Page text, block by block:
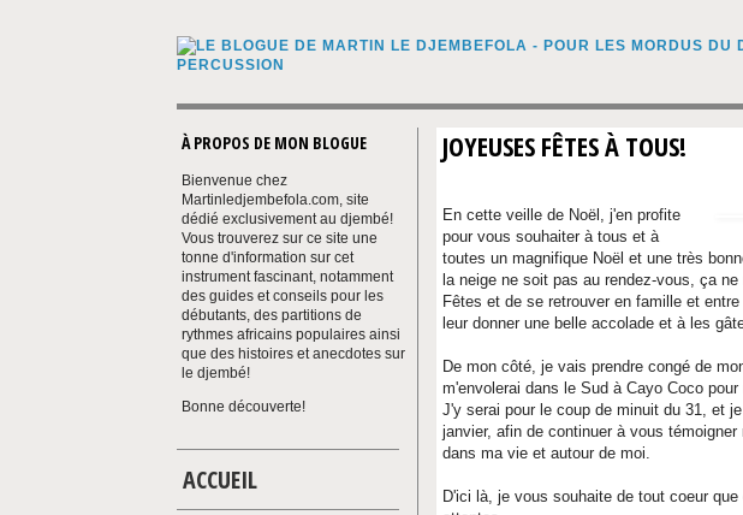
JOYEUSES FÊTES À TOUS!
En cette veille de Noël, j'en profite
pour vous souhaiter à tous et à
toutes un magnifique Noël et une très
la neige ne soit pas au rendez-vous, ça
Fêtes et de se retrouver en famille et
leur donner une belle accolade et à les
De mon côté, je vais prendre congé de
m'envolerai dans le Sud à Cayo Coco
J'y serai pour le coup de minuit du 31, et
janvier, afin de continuer à vous
dans ma vie et autour de moi.
D'ici là, je vous souhaite de tout coeur
À PROPOS DE MON BLOGUE
Bienvenue chez
Martinledjembefola.com, site
dédié exclusivement au djembé!
Vous trouverez sur ce site une
tonne d'information sur cet
instrument fascinant, notamment
des guides et conseils pour les
débutants, des partitions de
rythmes africains populaires ainsi
que des histoires et anecdotes sur
le djembé!
Bonne découverte!
ACCUEIL